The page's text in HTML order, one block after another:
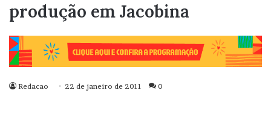
produção em Jacobina
Redacao 22 de janeiro de 2011 0